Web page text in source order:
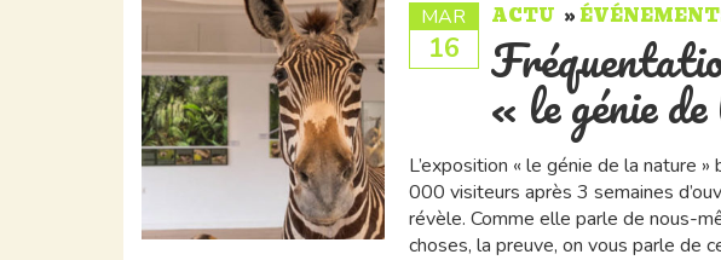
MAR
16
ACTU
« le génie
L’exposition « le génie de la nature
000 visiteurs après 3 semaines
révèle. Comme elle parle de nous-
choses, la preuve, on vous parle de